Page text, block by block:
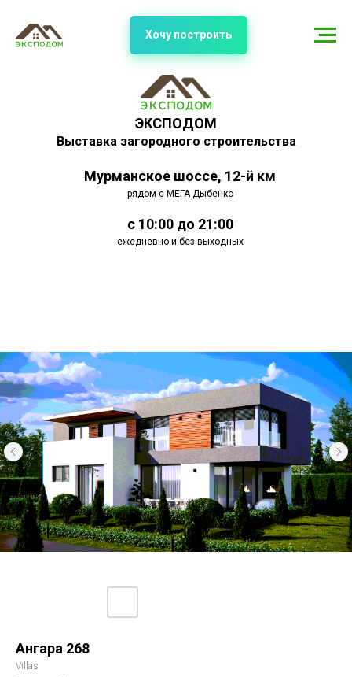
ЭКСПОДОМ
Выставка загородного строительства
Мурманское шоссе, 12-й км
рядом с МЕГА Дыбенко
с 10:00 до 21:00
ежедневно и без выходных
Хочу построить
Ангара 268
Villas